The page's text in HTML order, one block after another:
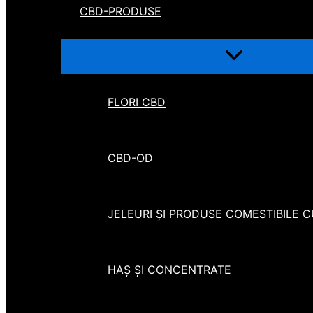
CBD-PRODUSE
FLORI CBD
CBD-OD
JELEURI ȘI PRODUSE COMESTIBILE
HAȘ ȘI CONCENTRATE